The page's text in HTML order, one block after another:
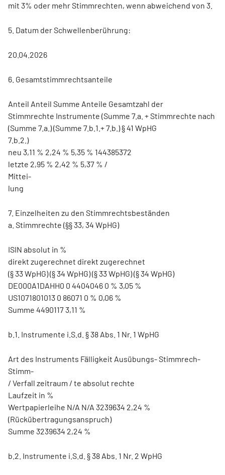
mit 3% oder mehr Stimmrechten, wenn abweichend von 3.
5. Datum der Schwellenberührung:
20.04.2026
6. Gesamtstimmrechtsanteile
Anteil Anteil Summe Anteile Gesamtzahl der
Stimmrechte Instrumente (Summe 7.a. + Stimmrechte nach
(Summe 7.a.) (Summe 7.b.1.+ 7.b.) § 41 WpHG
7.b.2.)
neu 3,11 % 2,24 % 5,35 % 144385372
letzte 2,95 % 2,42 % 5,37 % /
Mittei-
lung
7. Einzelheiten zu den Stimmrechtsbeständen
a. Stimmrechte (§§ 33, 34 WpHG)
ISIN absolut in %
direkt zugerechnet direkt zugerechnet
(§ 33 WpHG) (§ 34 WpHG) (§ 33 WpHG) (§ 34 WpHG)
DE000A1DAHH0 0 4404046 0 % 3,05 %
US1071801013 0 86071 0 % 0,06 %
Summe 4490117 3,11 %
b.1. Instrumente i.S.d. § 38 Abs. 1 Nr. 1 WpHG
Art des Instruments Fälligkeit Ausübungs- Stimmrech-
Stimm-
/ Verfall zeitraum / te absolut rechte
Laufzeit in %
Wertpapierleihe N/A N/A 3239634 2,24 %
(Rückübertragungsanspruch)
Summe 3239634 2,24 %
b.2. Instrumente i.S.d. § 38 Abs. 1 Nr. 2 WpHG